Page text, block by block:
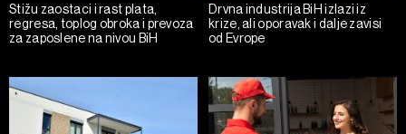
Stižu zaostaci i rast plata,
regresa, toplog obroka i prevoza
za zaposlene na nivou BiH
Drvna industrija BiH izlazi iz
krize, ali oporavak i dalje zavisi
od Evrope